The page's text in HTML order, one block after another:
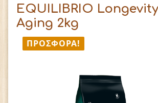
EQUILIBRIO
Aging 2kg
ΠΡΟΣΦΟΡΆ!